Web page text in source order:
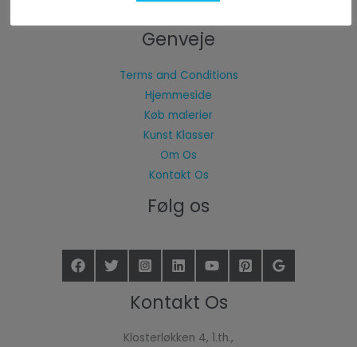
Genveje
Terms and Conditions
Hjemmeside
Køb malerier
Kunst Klasser
Om Os
Kontakt Os
Følg os
Kontakt Os
Klosterløkken 4, 1.th.,